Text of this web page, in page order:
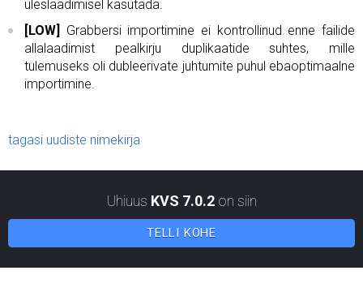
üleslaadimisel kasutada.
[LOW]
Grabbersi importimine ei kontrollinud enne failide
allalaadimist pealkirju duplikaatide suhtes, mille
tulemuseks oli dubleerivate juhtumite puhul ebaoptimaalne
importimine.
tagasi uudiste nimekirja
Uhiuus KVS 7.0.2on siin
TELLI KOHE